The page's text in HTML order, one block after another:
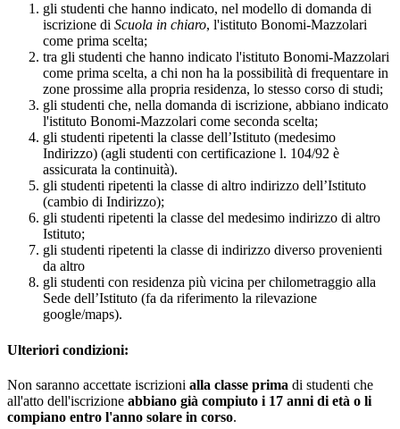
gli studenti che hanno indicato, nel modello di domanda di
iscrizione di Scuola in chiaro, l'istituto Bonomi-Mazzolari
come prima scelta;
tra gli studenti che hanno indicato l'istituto Bonomi-Mazzolari
come prima scelta, a chi non ha la possibilità di frequentare in
zone prossime alla propria residenza, lo stesso corso di studi;
gli studenti che, nella domanda di iscrizione, abbiano indicato
l'istituto Bonomi-Mazzolari come seconda scelta;
gli studenti ripetenti la classe dell’Istituto (medesimo
Indirizzo) (agli studenti con certificazione l. 104/92 è
assicurata la continuità).
gli studenti ripetenti la classe di altro indirizzo dell’Istituto
(cambio di Indirizzo);
gli studenti ripetenti la classe del medesimo indirizzo di altro
Istituto;
gli studenti ripetenti la classe di indirizzo diverso provenienti
da altro
gli studenti con residenza più vicina per chilometraggio alla
Sede dell’Istituto (fa da riferimento la rilevazione
google/maps).
Ulteriori condizioni:
Non saranno accettate iscrizioni alla classe prima di studenti che
all'atto dell'iscrizione abbiano già compiuto i 17 anni di età o li
compiano entro l'anno solare in corso.